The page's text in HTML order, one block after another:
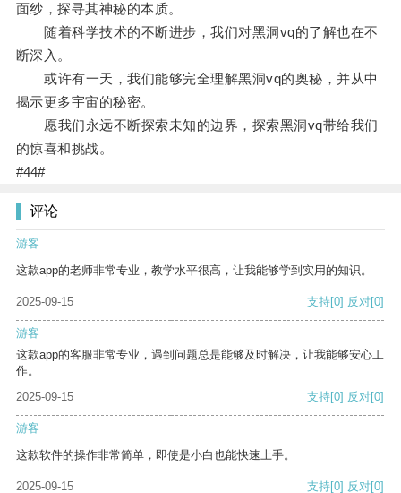
面纱，探寻其神秘的本质。
随着科学技术的不断进步，我们对黑洞vq的了解也在不
断深入。
或许有一天，我们能够完全理解黑洞vq的奥秘，并从中
揭示更多宇宙的秘密。
愿我们永远不断探索未知的边界，探索黑洞vq带给我们
的惊喜和挑战。
#44#
评论
游客
这款app的老师非常专业，教学水平很高，让我能够学到实用的知识。
2025-09-15 支持[0] 反对[0]
游客
这款app的客服非常专业，遇到问题总是能够及时解决，让我能够安心工
作。
2025-09-15
支持[0] 反对[0]
游客
这款软件的操作非常简单，即使是小白也能快速上手。
2025-09-15 支持[0] 反对[0]